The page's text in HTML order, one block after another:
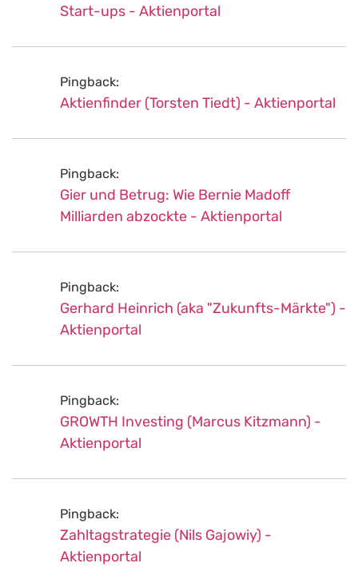
Start-ups - Aktienportal
Pingback:
Aktienfinder (Torsten Tiedt) - Aktienportal
Pingback:
Gier und Betrug: Wie Bernie Madoff
Milliarden abzockte - Aktienportal
Pingback:
Gerhard Heinrich (aka "Zukunfts-Märkte") -
Aktienportal
Pingback:
GROWTH Investing (Marcus Kitzmann) -
Aktienportal
Pingback:
Zahltagstrategie (Nils Gajowiy) -
Aktienportal